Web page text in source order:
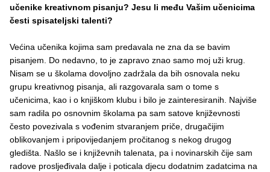
učenike kreativnom pisanju? Jesu li među Vašim učenicima
česti spisateljski talenti?
Većina učenika kojima sam predavala ne zna da se bavim
pisanjem. Do nedavno, to je zapravo znao samo moj uži krug.
Nisam se u školama dovoljno zadržala da bih osnovala neku
grupu kreativnog pisanja, ali razgovarala sam o tome s
učenicima, kao i o knjiškom klubu i bilo je zainteresiranih. Najviše
sam radila po osnovnim školama pa sam satove književnosti
često povezivala s vođenim stvaranjem priče, drugačijim
oblikovanjem i pripovijedanjem pročitanog s nekog drugog
gledišta. Našlo se i književnih talenata, pa i novinarskih čije sam
radove prosljeđivala dalje i poticala djecu dodatnim zadatcima na